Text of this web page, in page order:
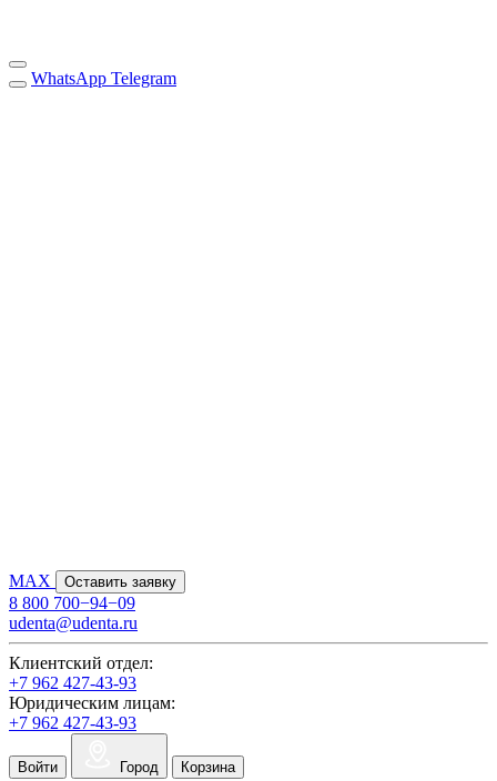
WhatsApp Telegram
MAX Оставить заявку
8 800 700−94−09
udenta@udenta.ru
Клиентский отдел:
+7 962 427-43-93
Юридическим лицам:
+7 962 427-43-93
Войти Город Корзина